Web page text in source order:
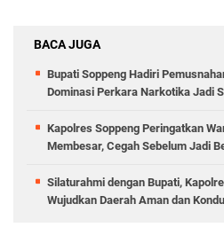
BACA JUGA
Bupati Soppeng Hadiri
Dominasi Perkara Narkotika Jadi
Kapolres Soppeng Peringatkan
Membesar, Cegah Sebelum Jadi
Silaturahmi dengan Bupati,
Wujudkan Daerah Aman dan